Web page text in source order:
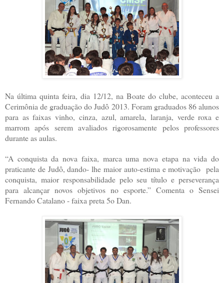
Na última quinta feira, dia 12/12, na Boate do clube, aconteceu a
Cerimônia de graduação do Judô 2013. Foram graduados 86 alunos
para as faixas vinho, cinza, azul, amarela, laranja, verde roxa e
marrom após serem avaliados rigorosamente pelos professores
durante as aulas.
“A conquista da nova faixa, marca uma nova etapa na vida do
praticante de Judô, dando- lhe maior auto-estima e motivação pela
conquista, maior responsabilidade pelo seu título e perseverança
para alcançar novos objetivos no esporte.” Comenta o Sensei
Fernando Catalano - faixa preta 5o Dan.